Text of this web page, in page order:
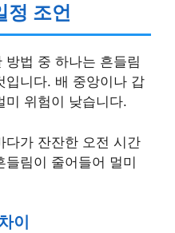
정 조언
방법 중 하나는 흔들림
입니다. 배 중앙이나 갑
미 위험이 낮습니다.
다가 잔잔한 오전 시간
림이 줄어들어 멀미
이